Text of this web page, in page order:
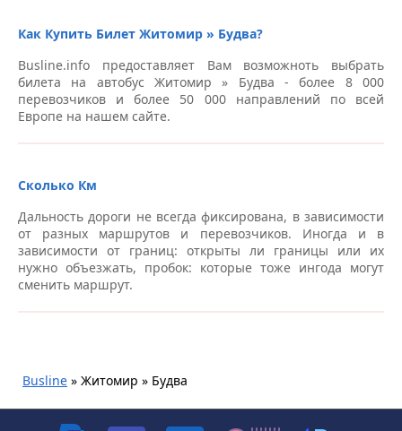
Как Купить Билет Житомир » Будва?
Busline.info предоставляет Вам возможноть выбрать
билета на автобус Житомир » Будва - более 8 000
перевозчиков и более 50 000 направлений по всей
Европе на нашем сайте.
Сколько Км
Дальность дороги не всегда фиксирована, в зависимости
от разных маршрутов и перевозчиков. Иногда и в
зависимости от границ: открыты ли границы или их
нужно объезжать, пробок: которые тоже ингода могут
сменить маршрут.
Busline » Житомир » Будва